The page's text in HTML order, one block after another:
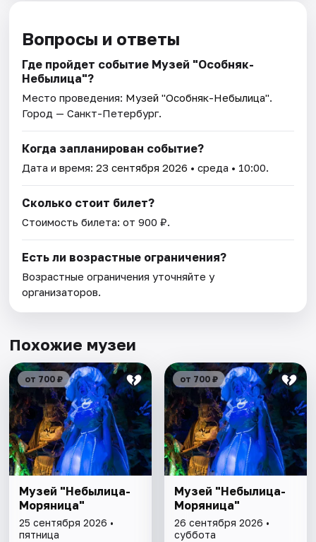
Вопросы и ответы
Где пройдет событие Музей "Особняк-
Небылица"?
Место проведения: Музей "Особняк-Небылица".
Город — Санкт-Петербург.
Когда запланирован событие?
Дата и время:23 сентября 2026 • среда • 10:00.
Сколько стоит билет?
Стоимость билета: от 900 ₽.
Есть ли возрастные ограничения?
Возрастные ограничения уточняйте у
организаторов.
Похожие музеи
от 700 ₽
Музей "Небылица-
Моряница"
25 сентября 2026 •
пятница
от 700 ₽
Музей "Небылица-
Моряница"
26 сентября 2026 •
суббота